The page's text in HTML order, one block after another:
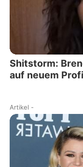
Shitstorm:
auf neuem
Artikel -